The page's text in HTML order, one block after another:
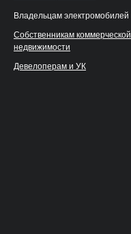
Владельцам электромобилей
Собственникам коммерческой
недвижимости
Девелоперам и УК